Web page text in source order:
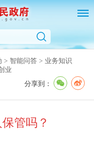
> 智能问答 > 业务知识
业
分享到：
管吗？